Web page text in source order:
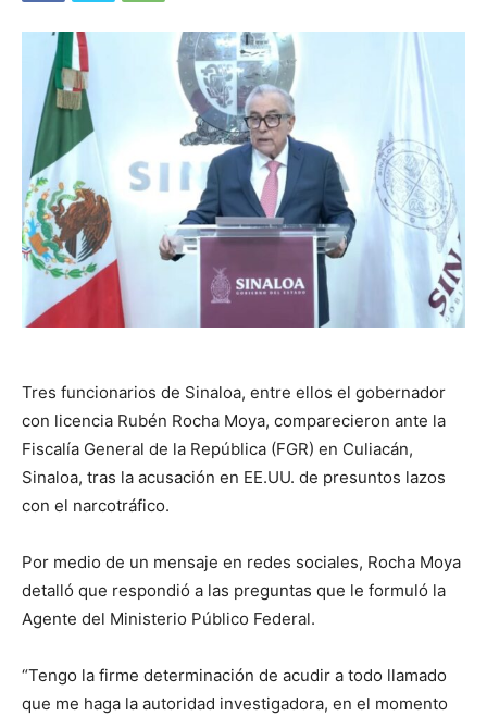
Tres funcionarios de Sinaloa, entre ellos el gobernador
con licencia Rubén Rocha Moya, comparecieron ante la
Fiscalía General de la República (FGR) en Culiacán,
Sinaloa, tras la acusación en EE.UU. de presuntos lazos
con el narcotráfico.
Por medio de un mensaje en redes sociales, Rocha Moya
detalló que respondió a las preguntas que le formuló la
Agente del Ministerio Público Federal.
“Tengo la firme determinación de acudir a todo llamado
que me haga la autoridad investigadora, en el momento